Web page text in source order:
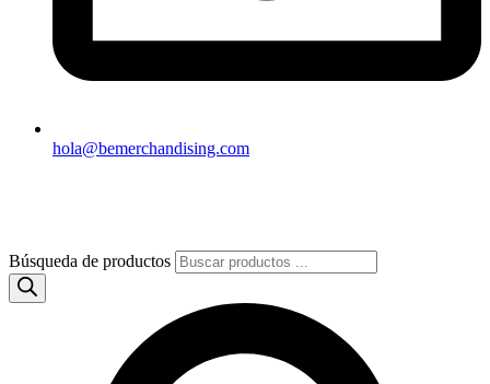
hola@bemerchandising.com
Búsqueda de productos